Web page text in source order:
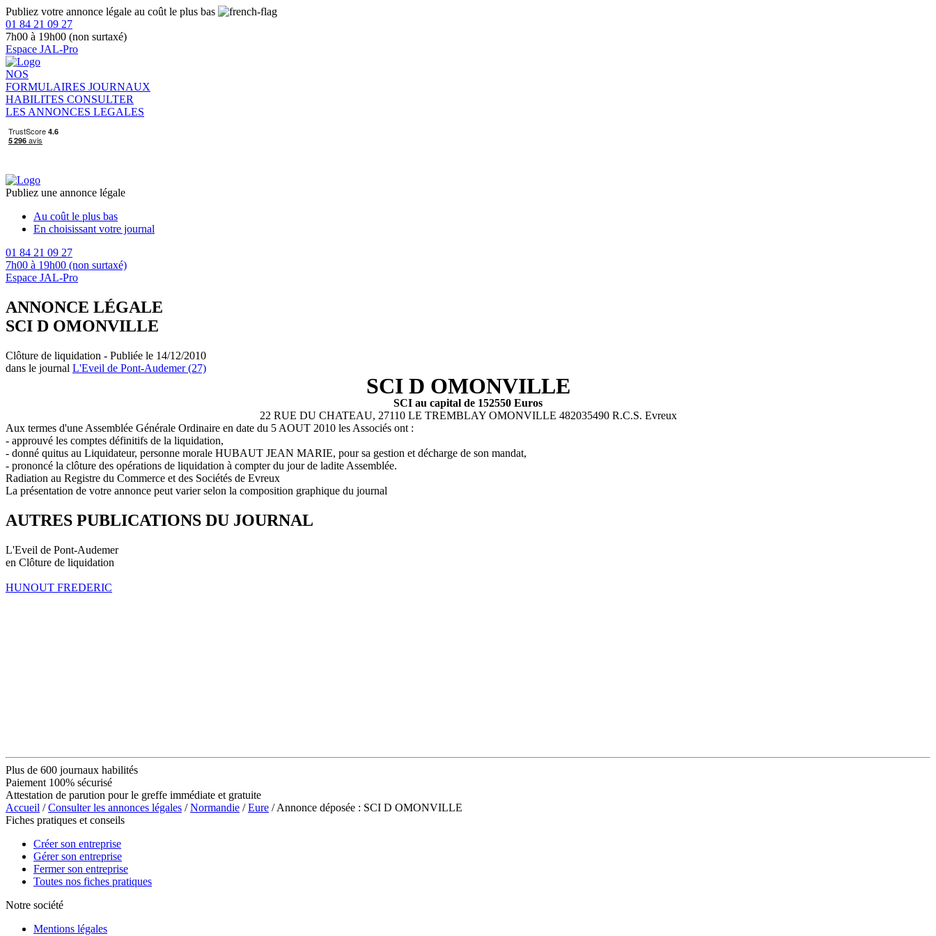
Publiez votre annonce légale au coût le plus bas
01 84 21 09 27
7h00 à 19h00 (non surtaxé)
Espace JAL-Pro
NOS
FORMULAIRES JOURNAUX
HABILITES CONSULTER
LES ANNONCES LEGALES
Publiez une annonce légale
Au coût le plus bas
En choisissant votre journal
01 84 21 09 27
7h00 à 19h00 (non surtaxé)
Espace JAL-Pro
ANNONCE LÉGALE
SCI D OMONVILLE
Clôture de liquidation - Publiée le 14/12/2010
dans le journal L'Eveil de Pont-Audemer (27)
SCI D OMONVILLE
SCI au capital de 152550 Euros
22 RUE DU CHATEAU, 27110 LE TREMBLAY OMONVILLE 482035490 R.C.S. Evreux
Aux termes d'une Assemblée Générale Ordinaire en date du 5 AOUT 2010 les Associés ont :
- approuvé les comptes définitifs de la liquidation,
- donné quitus au Liquidateur, personne morale HUBAUT JEAN MARIE, pour sa gestion et décharge de son mandat,
- prononcé la clôture des opérations de liquidation à compter du jour de ladite Assemblée.
Radiation au Registre du Commerce et des Sociétés de Evreux
La présentation de votre annonce peut varier selon la composition graphique du journal
AUTRES PUBLICATIONS DU JOURNAL
L'Eveil de Pont-Audemer
en Clôture de liquidation
HUNOUT FREDERIC
Plus de 600 journaux habilités
Paiement 100% sécurisé
Attestation de parution pour le greffe immédiate et gratuite
Accueil /Consulter les annonces légales /Normandie /Eure / Annonce déposée : SCI D OMONVILLE
Fiches pratiques et conseils
Créer son entreprise
Gérer son entreprise
Fermer son entreprise
Toutes nos fiches pratiques
Notre société
Mentions légales